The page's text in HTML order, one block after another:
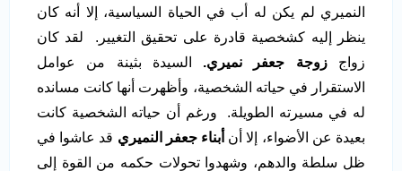
النميري لم يكن له أب في الحياة السياسية، إلا أنه كان
ينظر إليه كشخصية قادرة على تحقيق التغيير. لقد كان
زواجزوجة جعفر نميري. السيدة بثينة من عوامل
الاستقرار في حياته الشخصية، وأظهرت أنها كانت مسانده
له في مسيرته الطويلة. ورغم أن حياته الشخصية كانت
بعيدة عن الأضواء، إلا أن أبناء جعفر النميري قد عاشوا في
ظل سلطة والدهم، وشهدوا تحولات حكمه من القوة إلى